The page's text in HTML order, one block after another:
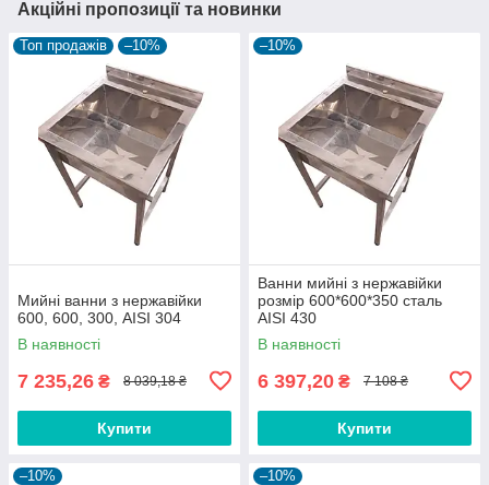
Акційні пропозиції та новинки
Топ продажів –10%
Мийні ванни з нержавійки
600, 600, 300, AISI 304
В наявності
7 235,26 ₴ 8 039,18 ₴
Купити
–10%
Ванни мийні з нержавійки
розмір 600*600*350 сталь
AISI 430
В наявності
6 397,20 ₴ 7 108 ₴
Купити
–10% –10%